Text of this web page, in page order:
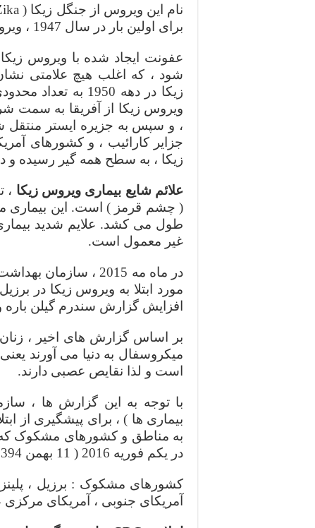
برای اولین بار در سال 1947 ، ویروس زیکا شناسایی شد.
عفونت ایجاد شده با ویروس
شود ، که اغلب هیچ علامتی
ویروس زیکا از آفریقا به سمت
جزایر کارائیب ، و کشورهای
زیکا ، به سطح همه گیر
علائم شایع بیماری ویروس زیکا ،
( چشم قرمز ) است. این بیماری
طول می کشد. علایم شدید بیماری
غیر معمول است.
مورد ابتلا به ویروس زیکا در
افزایش گزارش سندرم گیلن باره
بر اساس گزارش های اخیر ، زنان
میکروسفال به دنیا می آورند
است و لذا نقایص عصبی دارند.
بیماری ها ) ، برای پیشگیری از
به مناطق و کشورهای مشکوک که
در یکم فوریه 2016 ( 11 بهمن 1394 ) صادر کرد.
کشورهای مشکوک : برزیل ،
آمریکای جنوبی ، آمریکای مرکزی